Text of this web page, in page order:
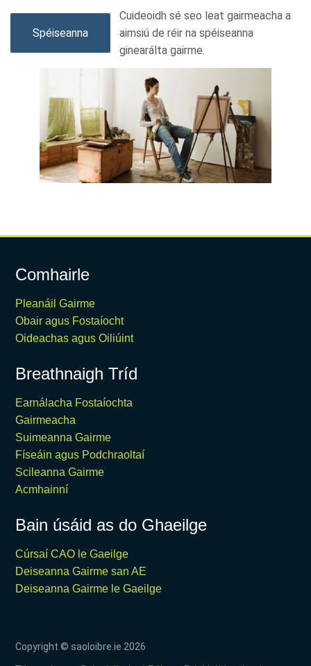
Spéiseanna
Cuideoidh sé seo leat gairmeacha a
aimsiú de réir na spéiseanna
ginearálta gairme.
Comhairle
Pleanáil Gairme
Obair agus Fostaíocht
Oideachas agus Oiliúint
Breathnaigh Tríd
Earnálacha Fostaíochta
Gairmeacha
Suimeanna Gairme
Físeáin agus Podchraoltaí
Scileanna Gairme
Acmhainní
Bain úsáid as do Ghaeilge
Cúrsaí CAO le Gaeilge
Deiseanna Gairme san AE
Deiseanna Gairme le Gaeilge
Copyright © saoloibre.ie2026